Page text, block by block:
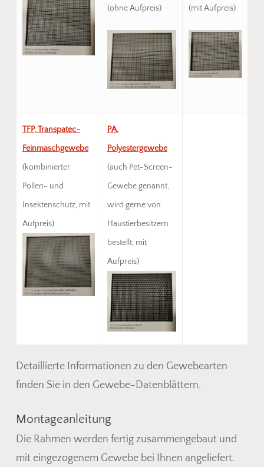
(ohne Aufpreis)
(mit Aufpreis)
TFP, Transpatec-
Feinmaschgewebe
(kombinierter
Pollen- und
Insektenschutz, mit
Aufpreis)
PA,
Polyestergewebe
(auch Pet-Screen-
Gewebe genannt,
wird gerne von
Haustierbesitzern
bestellt, mit
Aufpreis)
Detaillierte Informationen zu den Gewebearten
finden Sie in den Gewebe-Datenblättern.
Montageanleitung
Die Rahmen werden fertig zusammengebaut und
mit eingezogenem Gewebe bei Ihnen angeliefert.